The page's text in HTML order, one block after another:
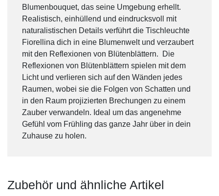
Blumenbouquet, das seine Umgebung erhellt.
Realistisch, einhüllend und eindrucksvoll mit
naturalistischen Details verführt die Tischleuchte
Fiorellina dich in eine Blumenwelt und verzaubert
mit den Reflexionen von Blütenblättern. Die
Reflexionen von Blütenblättern spielen mit dem
Licht und verlieren sich auf den Wänden jedes
Raumen, wobei sie die Folgen von Schatten und
in den Raum projizierten Brechungen zu einem
Zauber verwandeln. Ideal um das angenehme
Gefühl vom Frühling das ganze Jahr über in dein
Zuhause zu holen.
Zubehör und ähnliche Artikel